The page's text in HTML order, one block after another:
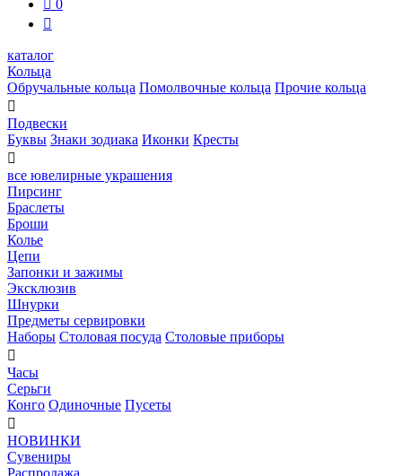
 0

каталог
Кольца
Обручальные кольца Помолвочные кольца Прочие кольца

Подвески
Буквы Знаки зодиака Иконки Кресты

все ювелирные украшения
Пирсинг
Браслеты
Броши
Колье
Цепи
Запонки и зажимы
Эксклюзив
Шнурки
Предметы сервировки
Наборы Столовая посуда Столовые приборы

Часы
Серьги
Конго Одиночные Пусеты

НОВИНКИ
Сувениры
Распродажа